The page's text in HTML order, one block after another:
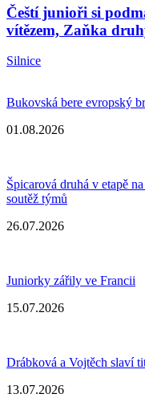
Čeští junioři si
vítězem, Zaňka
Silnice
Bukovská bere evropský
01.08.2026
Špicarová druhá v etapě
soutěž týmů
26.07.2026
Juniorky zářily ve Francii
15.07.2026
Drábková a Vojtěch slaví
13.07.2026